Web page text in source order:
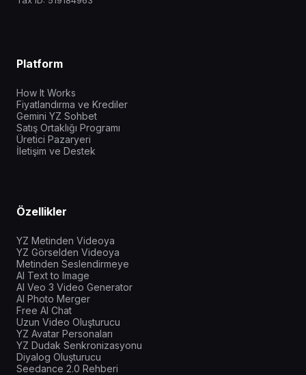
Platform
How It Works
Fiyatlandırma ve Krediler
Gemini YZ Sohbet
Satış Ortaklığı Programı
Üretici Pazaryeri
İletişim ve Destek
Özellikler
YZ Metinden Videoya
YZ Görselden Videoya
Metinden Seslendirmeye
AI Text to Image
AI Veo 3 Video Generator
AI Photo Merger
Free AI Chat
Uzun Video Oluşturucu
YZ Avatar Personaları
YZ Dudak Senkronizasyonu
Diyalog Oluşturucu
Seedance 2.0 Rehberi